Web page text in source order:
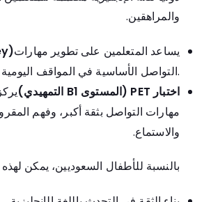
والمراهقين.
يساعد المتعلمين على تطوير مهارات
التواصل الأساسية في المواقف اليومية.
اختبار PET (المستوى B1 التمهيدي)
مهارات التواصل بثقة أكبر، وفهم
والاستماع.
بالنسبة للأطفال السعوديين، يمكن